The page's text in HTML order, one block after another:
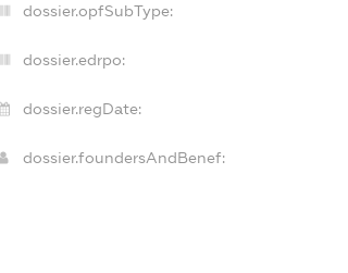
dossier.opfSubType:
dossier.edrpo:
dossier.regDate:
dossier.foundersAndBenef: